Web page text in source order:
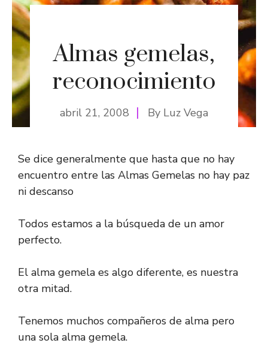
Almas gemelas,
reconocimiento
abril 21, 2008 By Luz Vega
Se dice generalmente que hasta que no hay
encuentro entre las Almas Gemelas no hay paz
ni descanso
Todos estamos a la búsqueda de un amor
perfecto.
El alma gemela es algo diferente, es nuestra
otra mitad.
Tenemos muchos compañeros de alma pero
una sola alma gemela.